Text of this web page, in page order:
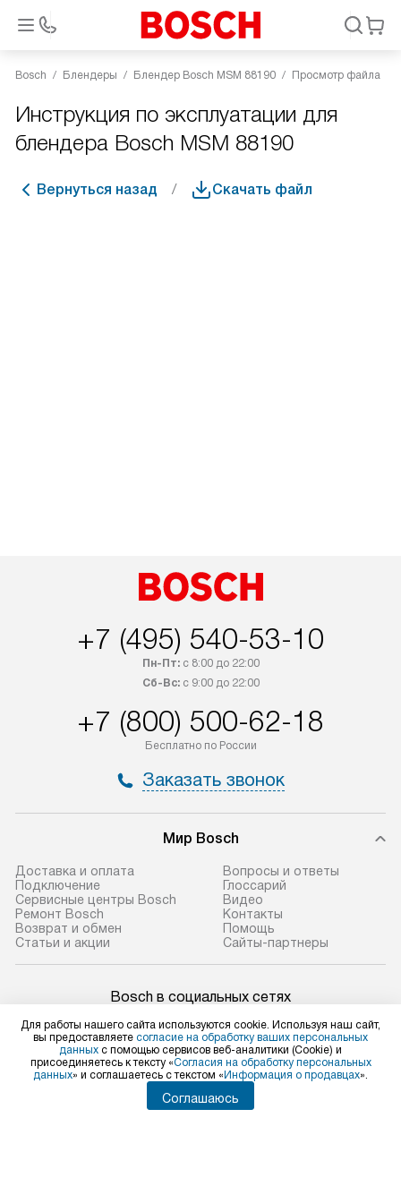
Bosch Блендеры Блендер Bosch MSM 88190 Просмотр файла
Инструкция по эксплуатации для
блендера Bosch MSM 88190
Вернуться назад Скачать файл
+7 (495) 540-53-10
Пн-Пт:с 8:00 до 22:00
Сб-Вс:с 9:00 до 22:00
+7 (800) 500-62-18
Бесплатно по России
Заказать звонок
Мир Bosch
Доставка и оплата
Подключение
Сервисные центры Bosch
Ремонт Bosch
Возврат и обмен
Статьи и акции
Вопросы и ответы
Глоссарий
Видео
Контакты
Помощь
Сайты-партнеры
Bosch в социальных сетях
Для физических лиц
shop@bosch-centre.ru
Для юридических лиц
Для работы нашего сайта используются cookie. Используя наш сайт,
вы предоставляете согласие на обработку ваших персональных
данных с помощью сервисов веб-аналитики (Cookie) и
присоединяетесь к тексту «Согласия на обработку персональных
данных» и соглашаетесь с текстом « Информация о продавцах».
Соглашаюсь